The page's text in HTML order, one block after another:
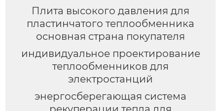
Плита высокого давления для
пластинчатого теплообменника
основная страна покупателя
индивидуальное проектирование
теплообменников для
электростанций
энергосберегающая система